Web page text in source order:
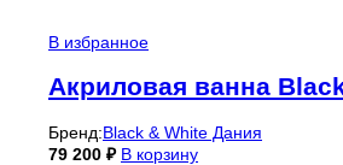
В избранное
Акриловая ванна
Бренд:Black & White Дания
79 200 ₽ В корзину